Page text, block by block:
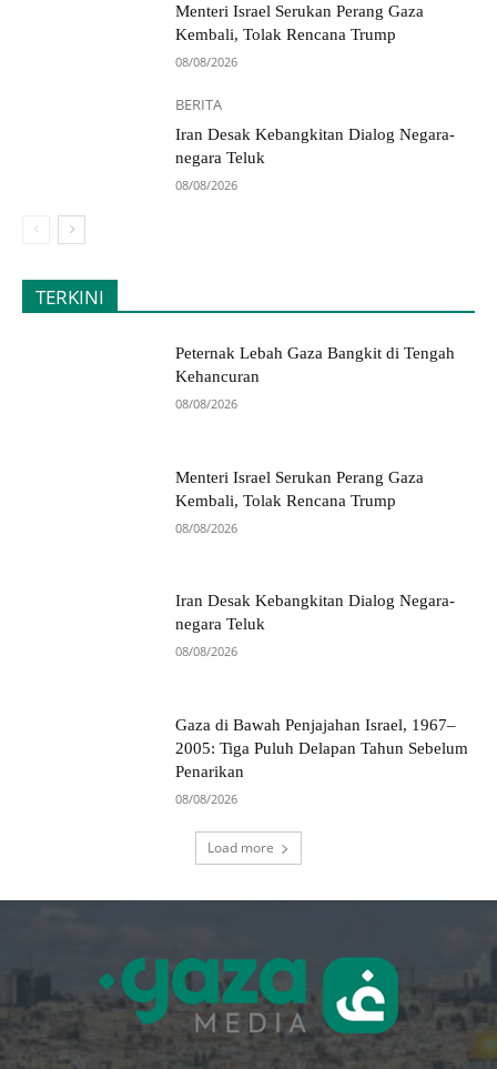
Menteri Israel Serukan Perang Gaza
Kembali, Tolak Rencana Trump
08/08/2026
BERITA
Iran Desak Kebangkitan Dialog Negara-
negara Teluk
08/08/2026
TERKINI
Peternak Lebah Gaza Bangkit di Tengah
Kehancuran
08/08/2026
Menteri Israel Serukan Perang Gaza
Kembali, Tolak Rencana Trump
08/08/2026
Iran Desak Kebangkitan Dialog Negara-
negara Teluk
08/08/2026
Gaza di Bawah Penjajahan Israel, 1967–
2005: Tiga Puluh Delapan Tahun Sebelum
Penarikan
08/08/2026
Load more